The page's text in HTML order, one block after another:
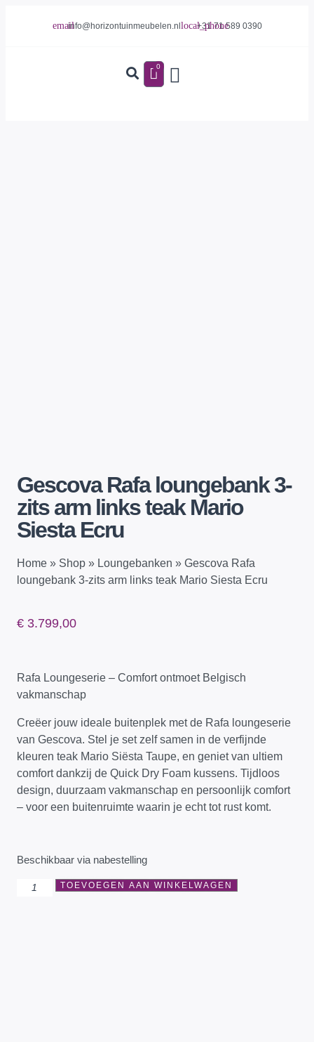
info@horizontuinmeubelen.nl +31 71 589 0390
0
Gescova Rafa loungebank 3-
zits arm links teak Mario
Siesta Ecru
Home » Shop » Loungebanken » Gescova Rafa
loungebank 3-zits arm links teak Mario Siesta Ecru
€ 3.799,00
Rafa Loungeserie – Comfort ontmoet Belgisch
vakmanschap
Creëer jouw ideale buitenplek met de Rafa loungeserie
van Gescova. Stel je set zelf samen in de verfijnde
kleuren teak Mario Siësta Taupe, en geniet van ultiem
comfort dankzij de Quick Dry Foam kussens. Tijdloos
design, duurzaam vakmanschap en persoonlijk comfort
– voor een buitenruimte waarin je echt tot rust komt.
Beschikbaar via nabestelling
TOEVOEGEN AAN WINKELWAGEN